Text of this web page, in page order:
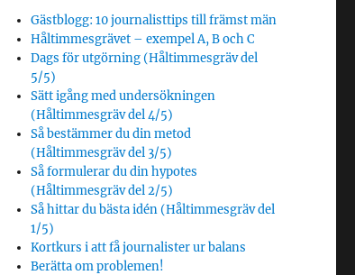
Gästblogg: 10 journalisttips till främst män
Håltimmesgrävet – exempel A, B och C
Dags för utgörning (Håltimmesgräv del
5/5)
Sätt igång med undersökningen
(Håltimmesgräv del 4/5)
Så bestämmer du din metod
(Håltimmesgräv del 3/5)
Så formulerar du din hypotes
(Håltimmesgräv del 2/5)
Så hittar du bästa idén (Håltimmesgräv del
1/5)
Kortkurs i att få journalister ur balans
Berätta om problemen!